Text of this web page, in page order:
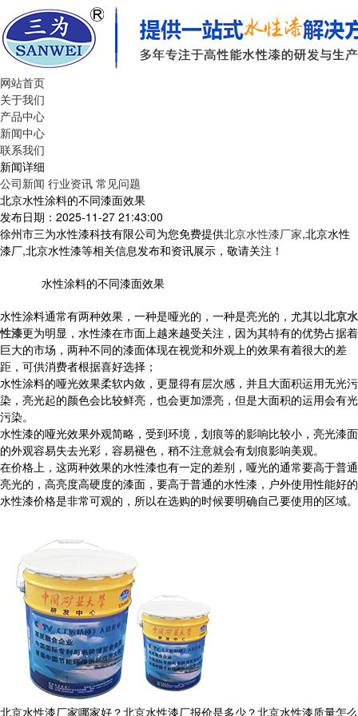
网站首页
关于我们
产品中心
新闻中心
联系我们
新闻详细
公司新闻 行业资讯 常见问题
北京水性涂料的不同漆面效果
发布日期：2025-11-27 21:43:00
徐州市三为水性漆科技有限公司为您免费提供北京水性漆厂家,北京水性
漆厂,北京水性漆等相关信息发布和资讯展示，敬请关注！
水性涂料的不同漆面效果
水性涂料通常有两种效果，一种是哑光的，一种是亮光的，尤其以北京水
性漆更为明显，水性漆在市面上越来越受关注，因为其特有的优势占据着
巨大的市场，两种不同的漆面体现在视觉和外观上的效果有着很大的差
距，可供消费者根据喜好选择；
水性涂料的哑光效果柔软内敛，更显得有层次感，并且大面积运用无光污
染，亮光起的颜色会比较鲜亮，也会更加漂亮，但是大面积的运用会有光
污染。
水性漆的哑光效果外观简略，受到环境，划痕等的影响比较小，亮光漆面
的外观容易失去光彩，容易褪色，稍不注意就会有划痕影响美观。
在价格上，这两种效果的水性漆也有一定的差别，哑光的通常要高于普通
亮光的，高亮度高硬度的漆面，要高于普通的水性漆，户外使用性能好的
水性漆价格是非常可观的，所以在选购的时候要明确自己要使用的区域。
北京水性漆厂家哪家好？北京水性漆厂报价是多少？北京水性漆质量怎么